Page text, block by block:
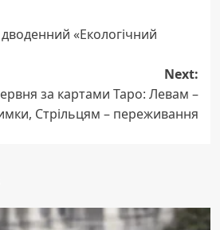
дводенний «Екологічний
Next:
за картами Таро: Левам –
Стрільцям – переживання